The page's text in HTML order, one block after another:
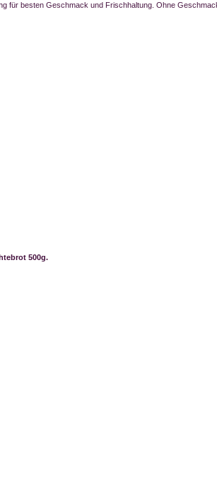
für besten Geschmack und Frischhaltung. Ohne
500g.